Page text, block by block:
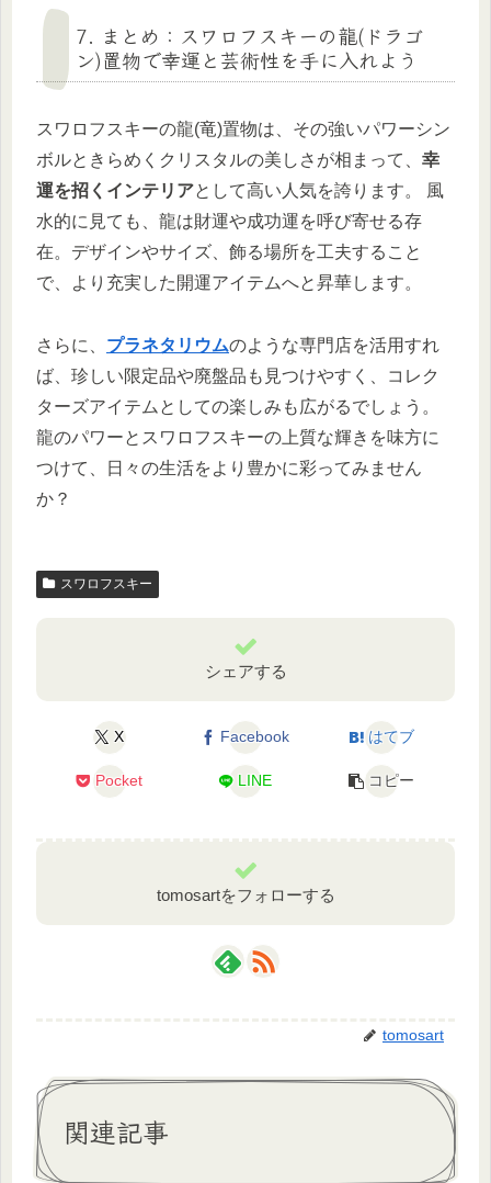
7. まとめ：スワロフスキーの龍(ドラゴ
ン)置物で幸運と芸術性を手に入れよう
スワロフスキーの龍(竜)置物は、その強いパワーシン
ボルときらめくクリスタルの美しさが相まって、 幸
運を招くインテリアとして高い人気を誇ります。 風
水的に見ても、龍は財運や成功運を呼び寄せる存
在。デザインやサイズ、飾る場所を工夫すること
で、より充実した開運アイテムへと昇華します。
さらに、 プラネタリウムのような専門店を活用すれ
ば、珍しい限定品や廃盤品も見つけやすく、コレク
ターズアイテムとしての楽しみも広がるでしょう。
龍のパワーとスワロフスキーの上質な輝きを味方に
つけて、日々の生活をより豊かに彩ってみません
か？
スワロフスキー
シェアする
X Facebook はてブ
Pocket LINE コピー
tomosartをフォローする
tomosart
関連記事